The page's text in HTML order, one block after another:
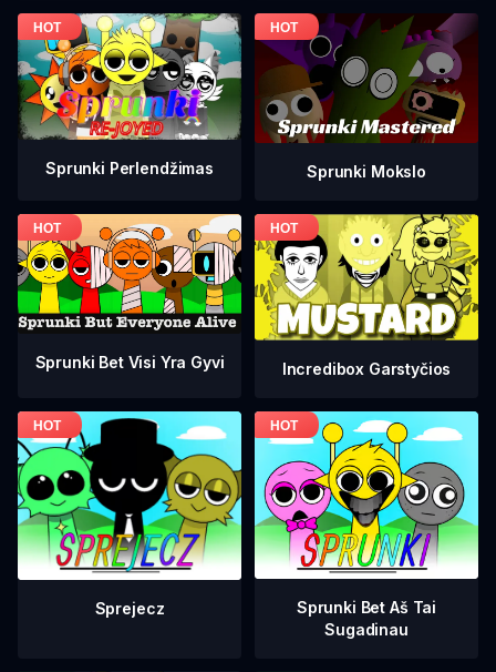
Sprunki Perlendžimas Sprunki Mokslo
Sprunki Bet Visi Yra Gyvi Incredibox Garstyčios
Sprejecz
Sprunki Bet Aš Tai
Sugadinau